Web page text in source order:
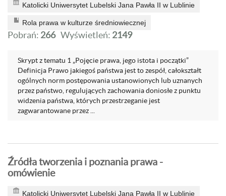
Katolicki Uniwersytet Lubelski Jana Pawła II w Lublinie
Rola prawa w kulturze średniowiecznej
Pobrań: 266 Wyświetleń: 2149
Skrypt z tematu 1 „Pojęcie prawa, jego istota i początki”
Definicja Prawo jakiegoś państwa jest to zespół, całokształt
ogólnych norm postępowania ustanowionych lub uznanych
przez państwo, regulujących zachowania doniosłe z punktu
widzenia państwa, których przestrzeganie jest
zagwarantowane przez ...
Źródła tworzenia i poznania prawa -
omówienie
Katolicki Uniwersytet Lubelski Jana Pawła II w Lublinie